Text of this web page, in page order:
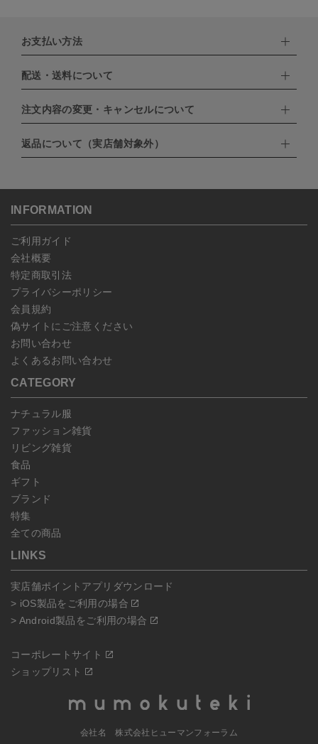
お支払い方法
下記お支払い方法よりお選びいただけます。
・クレジットカード（VISA,mastercard,JCB,AMERICAN
EXPRESS,Diners Club）
・PayPay
・NP後払い
配送・送料について
配達業者：日本郵便
北海道：1,400円
沖縄：1,400円
注文内容の変更・キャンセルについて
ご注文日当日から翌日のAM9:00までにご連絡頂いた場合はキャン
セルは可能です。
ンセルしていただいた後、ご希望の商品のみ再度ご注文お願いしま
予約商品など一部キャンセルが出来ない場合がございます。あらか
じめご了承ください。
返品について（実店舗対象外）
こちらよりご依頼ください。
INFORMATION
ご利用ガイド
会社概要
特定商取引法
プライバシーポリシー
会員規約
偽サイトにご注意ください
お問い合わせ
よくあるお問い合わせ
CATEGORY
ナチュラル服
ファッション雑貨
リビング雑貨
食品
ギフト
ブランド
特集
全ての商品
LINKS
実店舗ポイントアプリダウンロード
> iOS製品をご利用の場合
> Android製品をご利用の場合
コーポレートサイト
ショップリスト
会社名 株式会社ヒューマンフォーラム